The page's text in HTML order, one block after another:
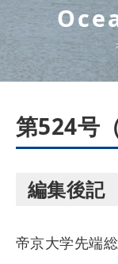
第524号
編集後記
帝京大学先端